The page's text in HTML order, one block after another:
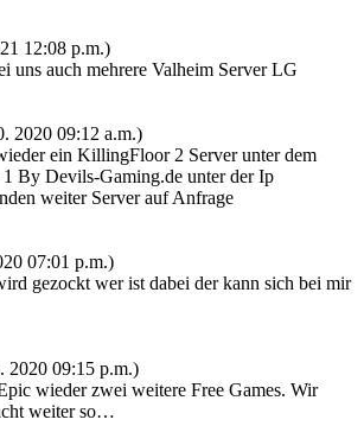
12:08 p.m.)
uns auch mehrere Valheim Server LG
2020 09:12 a.m.)
ein KillingFloor 2 Server unter dem
By Devils-Gaming.de unter der Ip
weiter Server auf Anfrage
07:01 p.m.)
gezockt wer ist dabei der kann sich bei mir
2020 09:15 p.m.)
wieder zwei weitere Free Games. Wir
weiter so…